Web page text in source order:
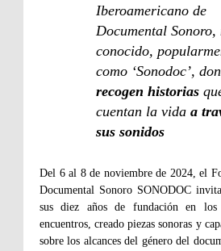
Iberoamericano de
Documental Sonoro,
conocido,
como ‘Sonodoc’,
recogen historias
cuentan la vida a
sus sonidos
Del 6 al 8 de noviembre de 2024, el
Documental Sonoro SONODOC
sus diez años de fundación en los
encuentros, creado piezas sonoras y
sobre los alcances del género del